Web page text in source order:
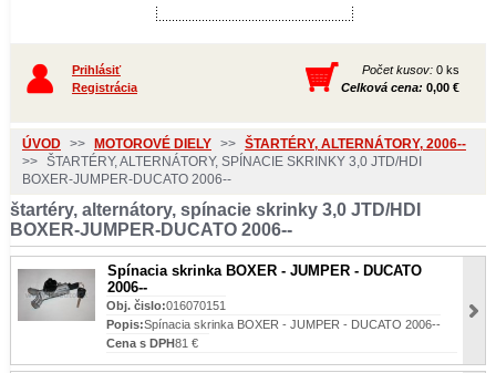
Prihlásiť
Registrácia
Počet kusov: 0 ks
Celková cena: 0,00 €
ÚVOD >> MOTOROVÉ DIELY >> ŠTARTÉRY, ALTERNÁTORY, 2006--
>> ŠTARTÉRY, ALTERNÁTORY, SPÍNACIE SKRINKY 3,0 JTD/HDI
BOXER-JUMPER-DUCATO 2006--
štartéry, alternátory, spínacie skrinky 3,0 JTD/HDI
BOXER-JUMPER-DUCATO 2006--
Spínacia skrinka BOXER - JUMPER - DUCATO
2006--
Obj. čislo:016070151
Popis:Spínacia skrinka BOXER - JUMPER - DUCATO 2006--
Cena s DPH81 €